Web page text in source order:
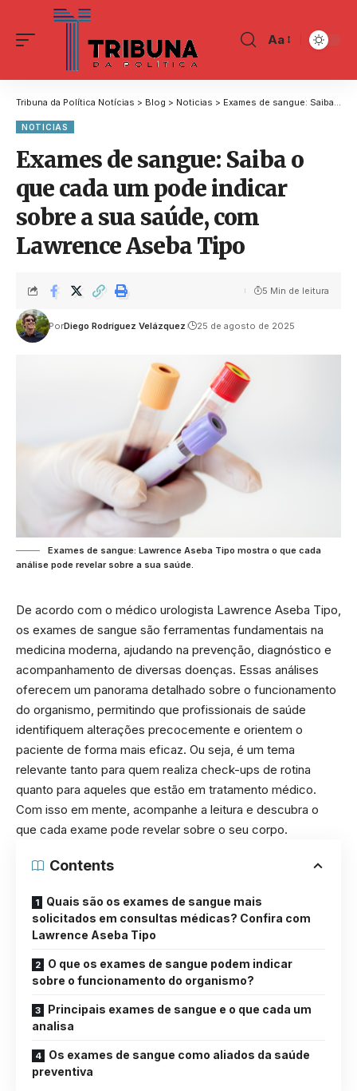
Aa
Tribuna da Política Notícias > Blog > Noticias > Exames de sangue: Saiba o que cada um pode indicar sobre a sua saúde, com Lawrence Aseba Tipo
NOTICIAS
Exames de sangue: Saiba o
que cada um pode indicar
sobre a sua saúde, com
Lawrence Aseba Tipo
PorDiego Rodríguez Velázquez 25 de agosto de 2025
5 Min de leitura
Exames de sangue: Lawrence Aseba Tipo mostra o que cada
análise pode revelar sobre a sua saúde.
De acordo com o médico urologista Lawrence Aseba Tipo,
os exames de sangue são ferramentas fundamentais na
medicina moderna, ajudando na prevenção, diagnóstico e
acompanhamento de diversas doenças. Essas análises
oferecem um panorama detalhado sobre o funcionamento
do organismo, permitindo que profissionais de saúde
identifiquem alterações precocemente e orientem o
paciente de forma mais eficaz. Ou seja, é um tema
relevante tanto para quem realiza check-ups de rotina
quanto para aqueles que estão em tratamento médico.
Com isso em mente, acompanhe a leitura e descubra o
que cada exame pode revelar sobre o seu corpo.
Contents
Quais são os exames de sangue mais
solicitados em consultas médicas? Confira com
Lawrence Aseba Tipo
O que os exames de sangue podem indicar
sobre o funcionamento do organismo?
Principais exames de sangue e o que cada um
analisa
Os exames de sangue como aliados da saúde
preventiva